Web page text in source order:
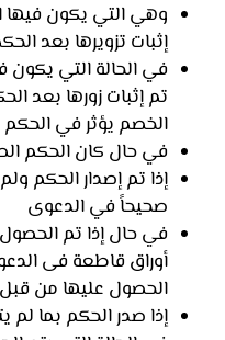
وهي التي يكون فيها
إثبات تزويرها بعد الحكم
في الحالة التي يكون
تم إثبات زورها بعد
الخصم يؤثر في الحكم
في حال كان الحكم الصادر
إذا تم إصدار الحكم ولم
صحيحاً في الدعوى
في حال إذا تم الحصول
أوراق قاطعة فى الدعوى
الحصول عليها من قبل أن
إذا صدر الحكم بما لم